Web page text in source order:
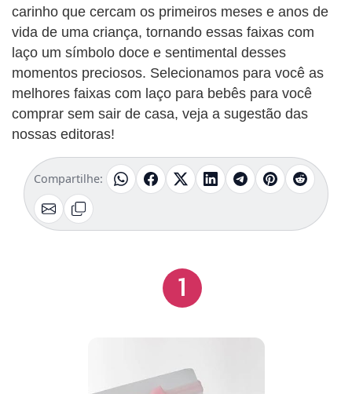
carinho que cercam os primeiros meses e anos de
vida de uma criança, tornando essas faixas com
laço um símbolo doce e sentimental desses
momentos preciosos. Selecionamos para você as
melhores faixas com laço para bebês para você
comprar sem sair de casa, veja a sugestão das
nossas editoras!
Compartilhe:
1